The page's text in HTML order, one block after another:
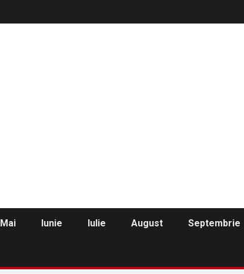
Mai Iunie Iulie August Septembrie